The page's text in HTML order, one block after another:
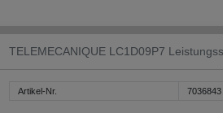
TELEMECANIQUE LC1D09P7
Artikel-Nr. 7036843